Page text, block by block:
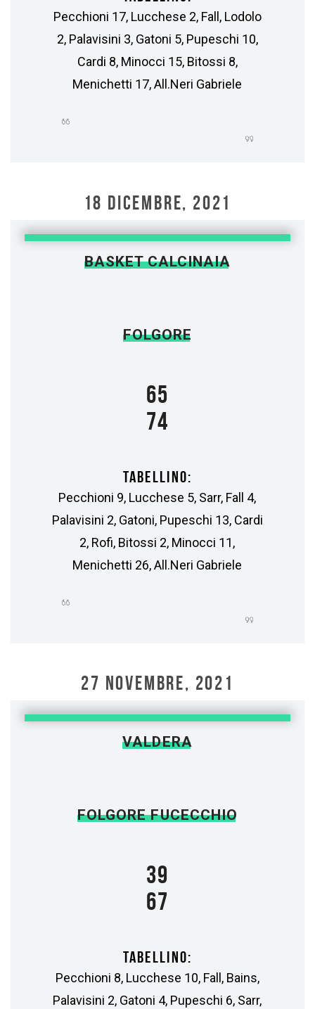
Pecchioni 17, Lucchese 2, Fall, Lodolo
2, Palavisini 3, Gatoni 5, Pupeschi 10,
Cardi 8, Minocci 15, Bitossi 8,
Menichetti 17, All.Neri Gabriele
18 DICEMBRE, 2021
BASKET CALCINAIA
FOLGORE
65
74
TABELLINO:
Pecchioni 9, Lucchese 5, Sarr, Fall 4,
Palavisini 2, Gatoni, Pupeschi 13, Cardi
2, Rofi, Bitossi 2, Minocci 11,
Menichetti 26, All.Neri Gabriele
27 NOVEMBRE, 2021
VALDERA
FOLGORE FUCECCHIO
39
67
TABELLINO:
Pecchioni 8, Lucchese 10, Fall, Bains,
Palavisini 2, Gatoni 4, Pupeschi 6, Sarr,